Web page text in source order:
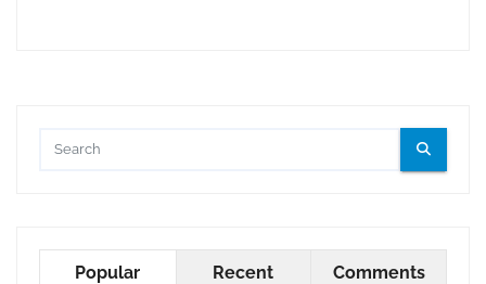
Popular Recent Comments